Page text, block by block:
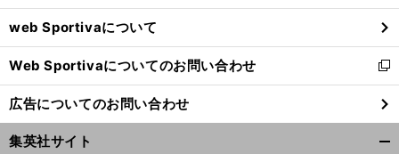
ウ
で
開
く
web Sportivaについて
Web Sportivaについてのお問い合わせ
新
し
い
ウ
ィ
広告についてのお問い合わせ
集英社サイト